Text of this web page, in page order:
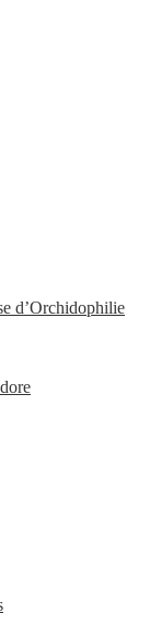
d’Orchidophilie